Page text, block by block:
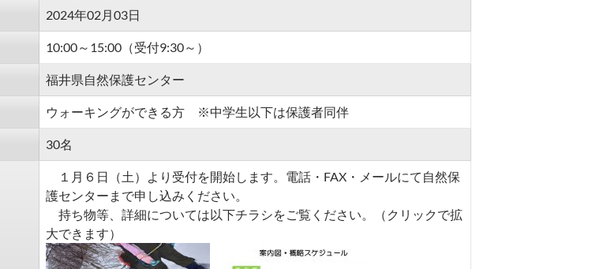
2024年02月03日
10:00～15:00（受付9:30～）
福井県自然保護センター
ウォーキングができる方 ※中学生以下は保護者同伴
30名
１月６日（土）より受付を開始します。電話・FAX・メールにて自然保
護センターまで申し込みください。
持ち物等、詳細については以下チラシをご覧ください。（クリックで拡
大できます）